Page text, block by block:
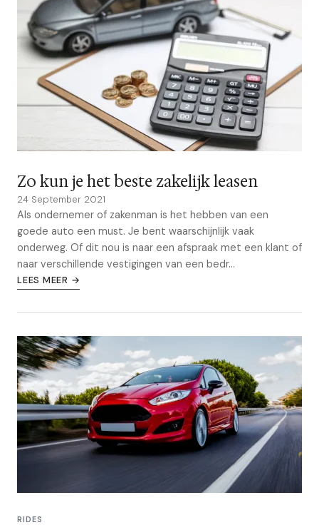
Zo kun je het beste zakelijk leasen
24 September 2021
Als ondernemer of zakenman is het hebben van een
goede auto een must. Je bent waarschijnlijk vaak
onderweg. Of dit nou is naar een afspraak met een klant of
naar verschillende vestigingen van een bedr...
LEES MEER →
RIDES